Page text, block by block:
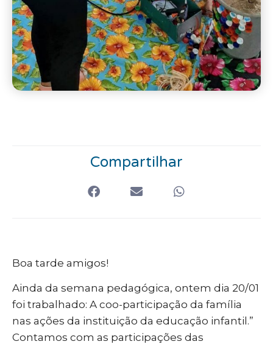
Compartilhar
Boa tarde amigos!
Ainda da semana pedagógica, ontem dia 20/01
foi trabalhado: A coo-participação da família
nas ações da instituição da educação infantil.”
Contamos com as participações das